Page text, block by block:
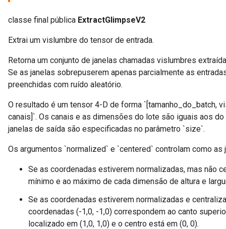
classe final pública ExtractGlimpseV2
Extrai um vislumbre do tensor de entrada.
Retorna um conjunto de janelas chamadas vislumbres
Se as janelas sobrepuserem apenas parcialmente as
preenchidas com ruído aleatório.
O resultado é um tensor 4-D de forma `[tamanho_do_batch,
canais]`. Os canais e as dimensões do lote são iguais aos
janelas de saída são especificadas no parâmetro `size`.
Os argumentos `normalized` e `centered` controlam como as
Se as coordenadas estiverem normalizadas, mas não
mínimo e ao máximo de cada dimensão de altura e
Se as coordenadas estiverem normalizadas e
coordenadas (-1,0, -1,0) correspondem ao canto
localizado em (1,0, 1,0) e o centro está em (0, 0).